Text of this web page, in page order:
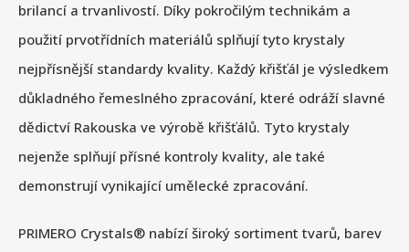
brilancí a trvanlivostí. Díky pokročilým technikám a
použití prvotřídních materiálů splňují tyto krystaly
nejpřísnější standardy kvality. Každý křišťál je výsledkem
důkladného řemeslného zpracování, které odráží slavné
dědictví Rakouska ve výrobě křišťálů. Tyto krystaly
nejenže splňují přísné kontroly kvality, ale také
demonstrují vynikající umělecké zpracování.
PRIMERO Crystals® nabízí široký sortiment tvarů, barev